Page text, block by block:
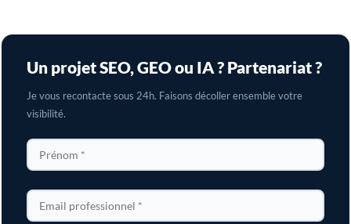
Un projet SEO, GEO ou IA ? Partenariat ?
Je vous recontacte sous 24h. Faisons décoller ensemble votre
visibilité.